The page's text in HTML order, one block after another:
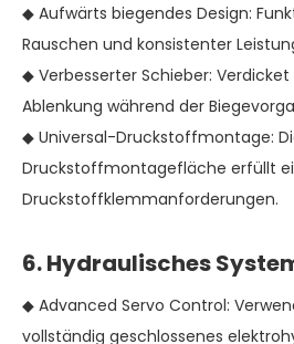
◆ Aufwärts biegendes Design:
Rauschen und konsistenter
◆ Verbesserter Schieber:
Ablenkung während der
◆ Universal-Druckstoffmontage:
Druckstoffmontagefläche erfüllt
Druckstoffklemmanforderungen.
6. Hydraulisches
◆ Advanced Servo Control:
vollständig geschlossenes